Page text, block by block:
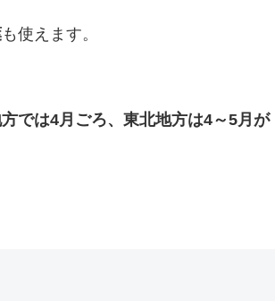
も使えます。
では4月ごろ、東北地方は4～5月が